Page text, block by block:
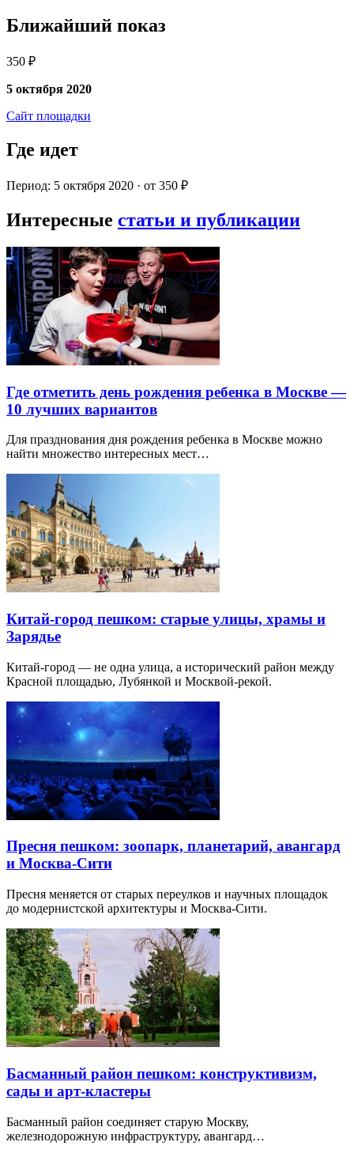
Ближайший показ
350 ₽
5 октября 2020
Сайт площадки
Где идет
Период: 5 октября 2020 · от 350 ₽
Интересные статьи и публикации
Где отметить день рождения ребенка в Москве —
10 лучших вариантов
Для празднования дня рождения ребенка в Москве можно
найти множество интересных мест…
Китай-город пешком: старые улицы, храмы и
Зарядье
Китай-город — не одна улица, а исторический район между
Красной площадью, Лубянкой и Москвой-рекой.
Пресня пешком: зоопарк, планетарий, авангард
и Москва-Сити
Пресня меняется от старых переулков и научных площадок
до модернистской архитектуры и Москва-Сити.
Басманный район пешком: конструктивизм,
сады и арт-кластеры
Басманный район соединяет старую Москву,
железнодорожную инфраструктуру, авангард…